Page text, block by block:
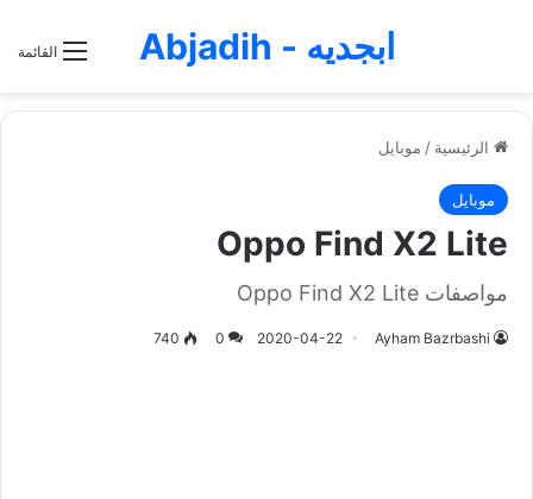
القائمة ابجديه - Abjadih
الرئيسية / موبايل
موبايل
Oppo Find X2 Lite
مواصفات Oppo Find X2 Lite
Ayham Bazrbashi
2020-04-22
0
740